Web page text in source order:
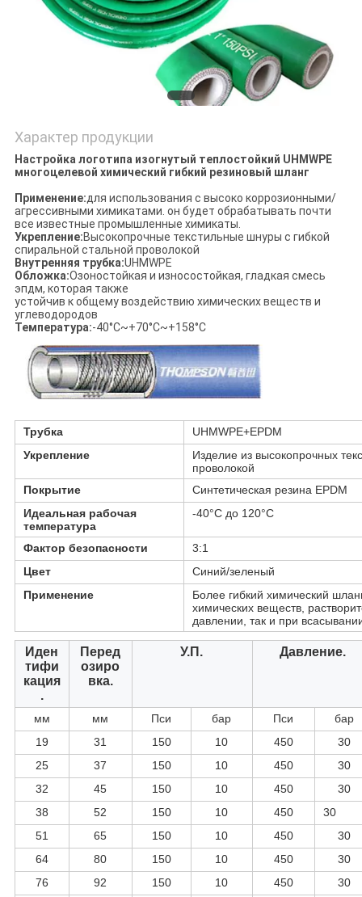
Характер продукции
Настройка логотипа изогнутый теплостойкий UHMWPE
многоцелевой химический гибкий резиновый шланг
Применение:для использования с высоко коррозионными/
агрессивными химикатами. он будет обрабатывать почти
все известные промышленные химикаты.
Укрепление:Высокопрочные текстильные шнуры с гибкой
спиральной стальной проволокой
Внутренняя трубка:UHMWPE
Обложка:Озоностойкая и износостойкая, гладкая смесь
эпдм, которая также
устойчив к общему воздействию химических веществ и
углеводородов
Температура:-40°С~+70°С~+158°С
Трубка
UHMWPE+EPDM
Укрепление
Изделие из высокопрочных
проволокой
Покрытие
Синтетическая резина EPDM
Идеальная рабочая
температура
-40°C до 120°C
Фактор безопасности
3:1
Цвет
Синий/зеленый
Применение
Более гибкий химический
химических веществ,
давлении, так и при
Иден
тифи
кация
.
Перед
озиро
вка.
У.П. Давление.
мм мм Пси бар Пси
бар
19
31 150 10 450
30
25
37 150 10 450
30
32
45 150 10 450
30
38
52 150 10 450
30
51
65 150 10 450
30
64
80 150 10 450
30
76
92 150 10 450
30